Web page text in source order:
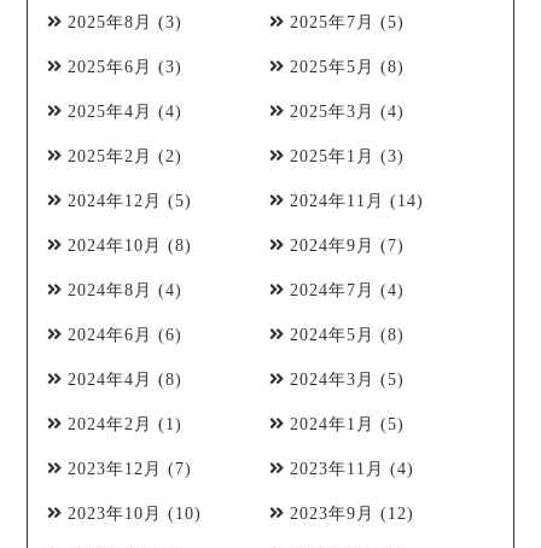
2025年8月 (3) 2025年7月 (5)
2025年6月 (3) 2025年5月 (8)
2025年4月 (4) 2025年3月 (4)
2025年2月 (2) 2025年1月 (3)
2024年12月 (5) 2024年11月 (14)
2024年10月 (8) 2024年9月 (7)
2024年8月 (4) 2024年7月 (4)
2024年6月 (6) 2024年5月 (8)
2024年4月 (8) 2024年3月 (5)
2024年2月 (1) 2024年1月 (5)
2023年12月 (7) 2023年11月 (4)
2023年10月 (10) 2023年9月 (12)